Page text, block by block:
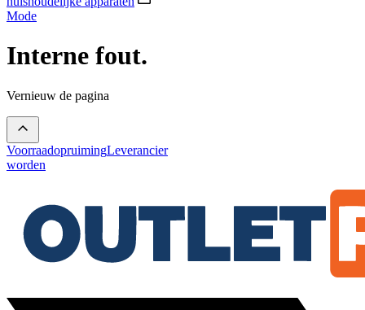
Mode
Interne fout.
Vernieuw de pagina
VoorraadopruimingLeverancier
worden